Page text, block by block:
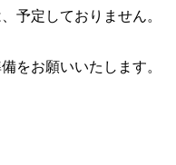
予定しておりません。
をお願いいたします。